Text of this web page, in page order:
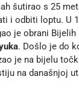
šutirao s 25
i odbiti loptu. U
je obrani
. Došlo je do
je na bijelu
na današnjoj